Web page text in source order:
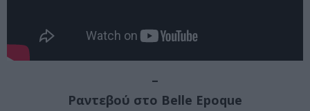
–
Ραντεβού στο Belle Epoque